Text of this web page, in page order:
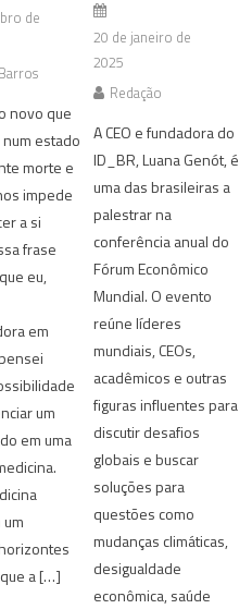
de
novo que
estado
morte e
impede
a si
frase
eu,
em
um
em uma
a […]
20 de janeiro de
2025
Redação
A CEO e fundadora do
ID_BR, Luana Genót, é
uma das brasileiras a
palestrar na
conferência anual do
Fórum Econômico
Mundial. O evento
reúne líderes
mundiais, CEOs,
acadêmicos e outras
figuras influentes para
discutir desafios
globais e buscar
soluções para
questões como
mudanças climáticas,
desigualdade
econômica, saúde